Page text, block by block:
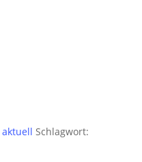
aktuell Schlagwort: